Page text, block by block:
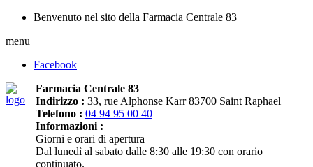
Benvenuto nel sito della Farmacia Centrale 83
menu
Facebook
Farmacia Centrale 83
Indirizzo : 33, rue Alphonse Karr 83700 Saint Raphael
Telefono : 04 94 95 00 40
Informazioni :
Giorni e orari di apertura
Dal lunedì al sabato dalle 8:30 alle 19:30 con orario
continuato.